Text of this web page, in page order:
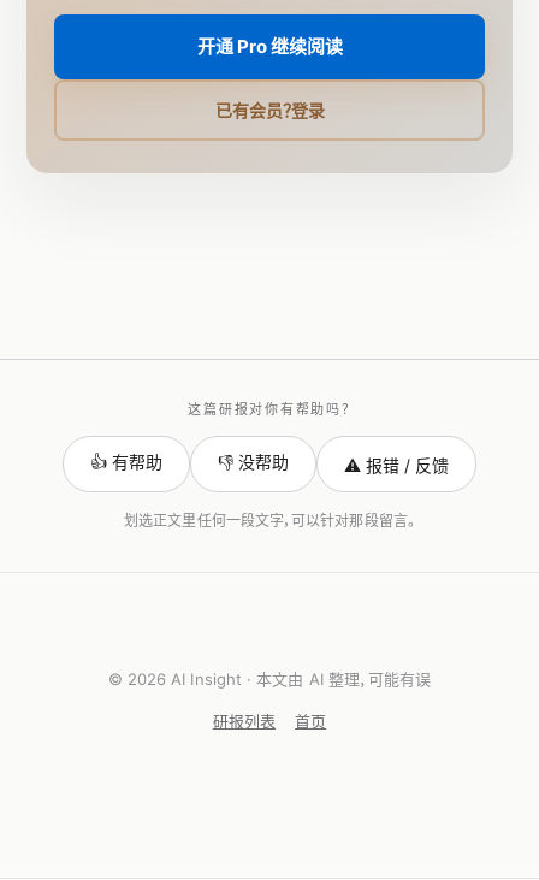
开通 Pro 继续阅读
已有会员？登录
这篇研报对你有帮助吗？
👍 有帮助 👎 没帮助 ⚠️ 报错 / 反馈
划选正文里任何一段文字，可以针对那段留言。
© 2026 AI Insight · 本文由 AI 整理，可能有误
研报列表 首页